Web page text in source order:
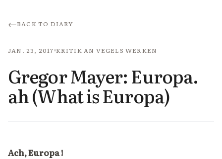
←BACK TO DIARY
JAN. 23, 2017 KRITIK AN VEGELS WERKEN
Gregor Mayer: Europa.
ah (What is Europa)
Ach, Europa !